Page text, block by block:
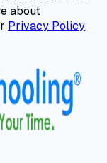
about
Privacy Policy